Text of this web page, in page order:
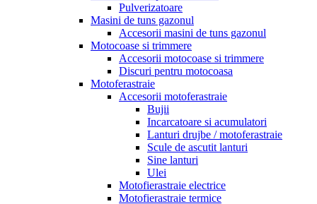
Pulverizatoare
Masini de tuns gazonul
Accesorii masini de tuns gazonul
Motocoase si trimmere
Accesorii motocoase si trimmere
Discuri pentru motocoasa
Motoferastraie
Accesorii motoferastraie
Bujii
Incarcatoare si acumulatori
Lanturi drujbe / motoferastraie
Scule de ascutit lanturi
Sine lanturi
Ulei
Motofierastraie electrice
Motofierastraie termice